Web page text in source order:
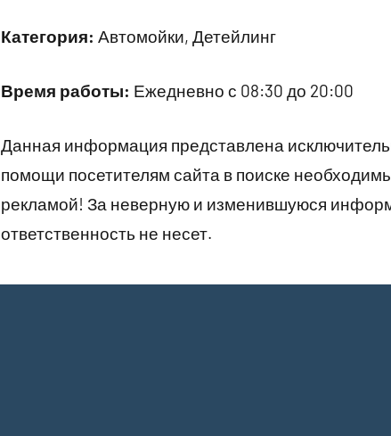
Категория: Автомойки, Детейлинг
Время работы: Ежедневно с 08:30 до 20:00
Данная информация представлена
помощи посетителям сайта в поиске
рекламой! За неверную и изменившуюся
ответственность не несет.